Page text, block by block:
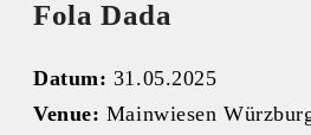
Fola Dada
Datum: 31.05.2025
Venue: Mainwiesen